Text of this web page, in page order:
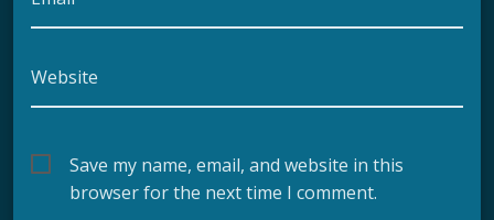
Website
Save my name, email, and website in this
browser for the next time I comment.